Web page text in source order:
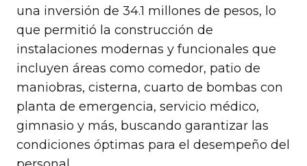
una inversión de 34.1 millones de pesos, lo
que permitió la construcción de
instalaciones modernas y funcionales que
incluyen áreas como comedor, patio de
maniobras, cisterna, cuarto de bombas con
planta de emergencia, servicio médico,
gimnasio y más, buscando garantizar las
condiciones óptimas para el desempeño del